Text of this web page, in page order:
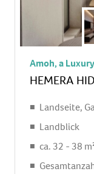
Amoh, a
HEMERA
Landseite,
Landblick
ca. 32 - 38